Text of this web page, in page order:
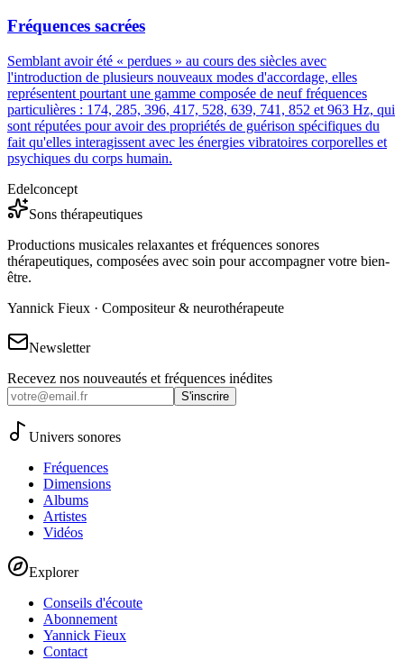
Fréquences sacrées
Semblant avoir été « perdues » au cours des siècles avec
l'introduction de plusieurs nouveaux modes d'accordage, elles
représentent pourtant une gamme composée de neuf fréquences
particulières : 174, 285, 396, 417, 528, 639, 741, 852 et 963 Hz, qui
sont réputées pour avoir des propriétés de guérison spécifiques du
fait qu'elles interagissent avec les énergies vibratoires corporelles et
psychiques du corps humain.
Edelconcept
Sons thérapeutiques
Productions musicales relaxantes et fréquences sonores
thérapeutiques, composées avec soin pour accompagner votre bien-
être.
Yannick Fieux · Compositeur & neurothérapeute
Newsletter
Recevez nos nouveautés et fréquences inédites
S'inscrire
Univers sonores
Fréquences
Dimensions
Albums
Artistes
Vidéos
Explorer
Conseils d'écoute
Abonnement
Yannick Fieux
Contact